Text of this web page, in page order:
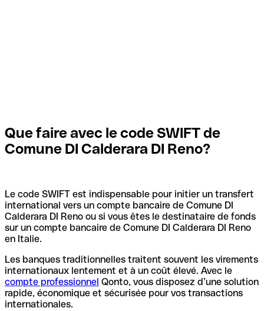
Que faire avec le code SWIFT de
Comune DI Calderara DI Reno?
Le code SWIFT est indispensable pour initier un transfert
international vers un compte bancaire de Comune DI
Calderara DI Reno ou si vous êtes le destinataire de fonds
sur un compte bancaire de Comune DI Calderara DI Reno
en Italie.
Les banques traditionnelles traitent souvent les virements
internationaux lentement et à un coût élevé. Avec le
compte professionnel Qonto, vous disposez d’une solution
rapide, économique et sécurisée pour vos transactions
internationales.